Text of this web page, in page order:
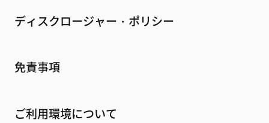
ディスクロージャー・ポリシー
免責事項
ご利用環境について